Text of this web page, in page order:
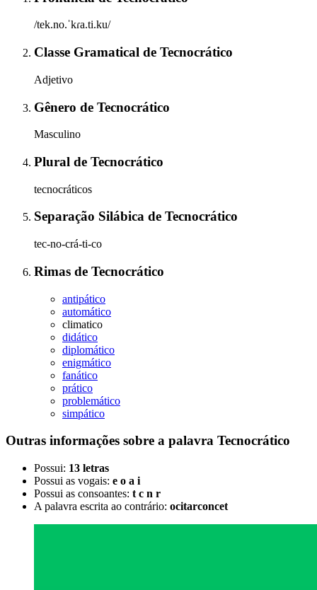
/tek.no.ˈkɾa.ti.ku/
Classe Gramatical de Tecnocrático
Adjetivo
Gênero de Tecnocrático
Masculino
Plural de Tecnocrático
tecnocráticos
Separação Silábica de Tecnocrático
tec-no-crá-ti-co
Rimas de Tecnocrático
antipático
automático
climatico
didático
diplomático
enigmático
fanático
prático
problemático
simpático
Outras informações sobre a palavra Tecnocrático
Possui: 13 letras
Possui as vogais: e o a i
Possui as consoantes: t c n r
A palavra escrita ao contrário: ocitarconcet